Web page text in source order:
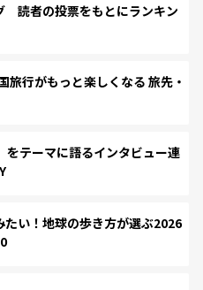
読者の投票をもとにランキン
行がもっと楽しくなる 旅先・
をテーマに語るインタビュー連
い！地球の歩き方が選ぶ2026